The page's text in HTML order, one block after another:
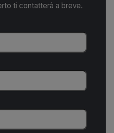
ti contatterà a breve.